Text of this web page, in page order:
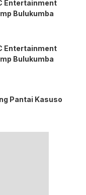
Entertainment
Bulukumba
Entertainment
Bulukumba
Pantai Kasuso